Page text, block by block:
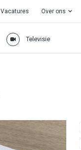
Vacatures Over ons
Televisie